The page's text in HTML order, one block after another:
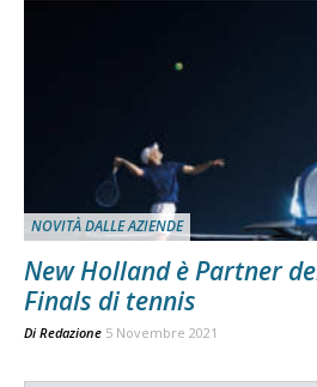
NOVITÀ DALLE AZIENDE
New Holland è Partner
Finals di tennis
Di Redazione 5 Novembre 2021